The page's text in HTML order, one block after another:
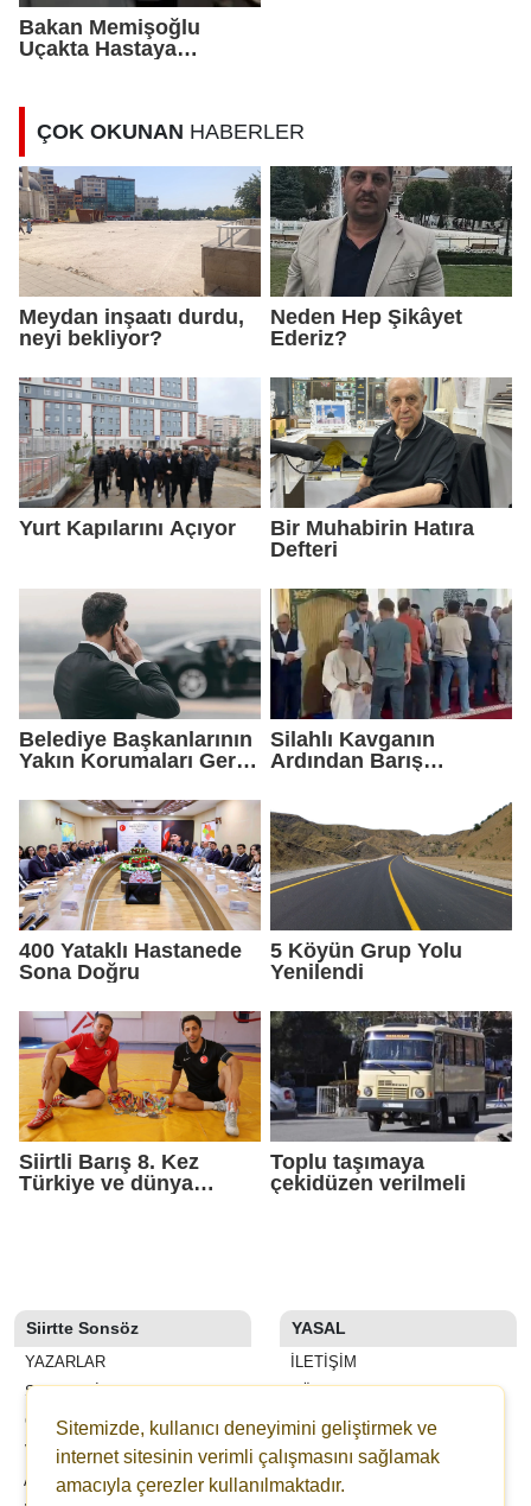
Bakan Memişoğlu
Uçakta Hastaya
ÇOK OKUNAN HABERLER
Meydan inşaatı durdu,
neyi bekliyor?
Neden Hep Şikâyet
Ederiz?
Yurt Kapılarını Açıyor
Bir Muhabirin Hatıra
Defteri
Belediye Başkanlarının
Yakın Korumaları Geri
Silahlı Kavganın
Ardından Barış
400 Yataklı Hastanede
Sona Doğru
5 Köyün Grup Yolu
Yenilendi
Siirtli Barış 8. Kez
Türkiye ve dünya
Toplu taşımaya
çekidüzen verilmeli
Siirtte Sonsöz
YAZARLAR
SON DAKİKA
GALERİLER
VİDEOLAR
ANKETLER
YASAL
İLETIŞIM
KÜNYE
YAYIN İLKELERI
KURALLAR
GIZLILIK
Sitemizde, kullanıcı deneyimini geliştirmek ve
internet sitesinin verimli çalışmasını sağlamak
amacıyla çerezler kullanılmaktadır.